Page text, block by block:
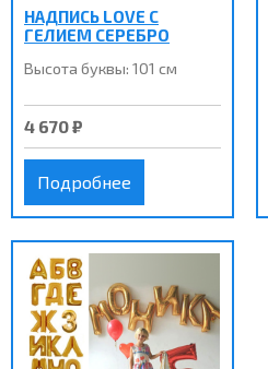
НАДПИСЬ LOVE С
ГЕЛИЕМ СЕРЕБРО
Высота буквы: 101 см
4 670 ₽
Подробнее